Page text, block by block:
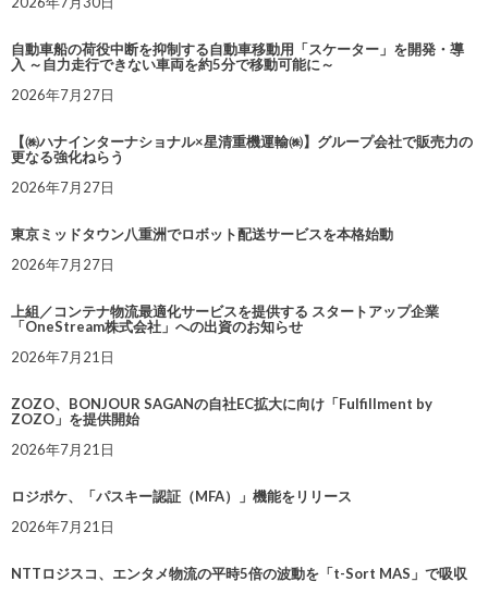
自動車船の荷役中断を抑制する自動車移動用「スケーター」を開発・導
入 ～自力走行できない車両を約5分で移動可能に～
2026年7月27日
【㈱ハナインターナショナル×星清重機運輸㈱】グループ会社で販売力の
更なる強化ねらう
2026年7月27日
東京ミッドタウン八重洲でロボット配送サービスを本格始動
2026年7月27日
上組／コンテナ物流最適化サービスを提供する スタートアップ企業
「OneStream株式会社」への出資のお知らせ
2026年7月21日
ZOZO、BONJOUR SAGANの自社EC拡大に向け「Fulfillment by
ZOZO」を提供開始
2026年7月21日
ロジポケ、「パスキー認証（MFA）」機能をリリース
2026年7月21日
NTTロジスコ、エンタメ物流の平時5倍の波動を「t-Sort MAS」で吸収